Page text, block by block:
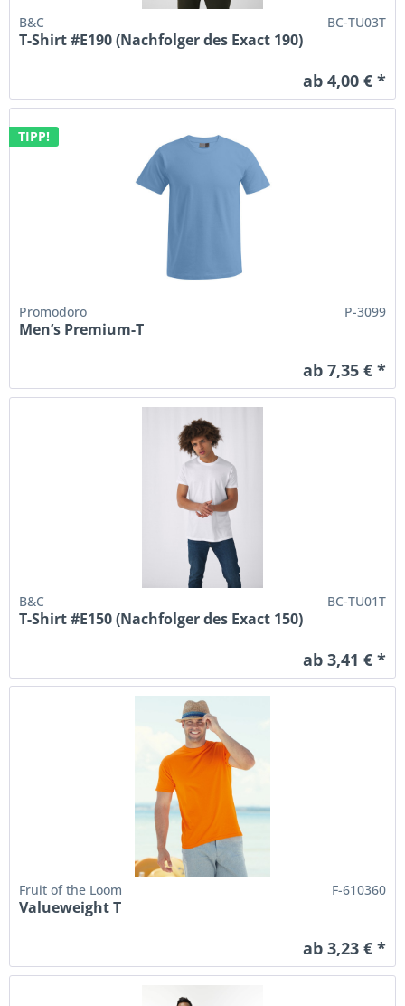
B&C BC-TU03T
T-Shirt #E190 (Nachfolger des Exact 190)
ab 4,00 € *
TIPP!
Promodoro P-3099
Men’s Premium-T
ab 7,35 € *
B&C BC-TU01T
T-Shirt #E150 (Nachfolger des Exact 150)
ab 3,41 € *
Fruit of the Loom F-610360
Valueweight T
ab 3,23 € *